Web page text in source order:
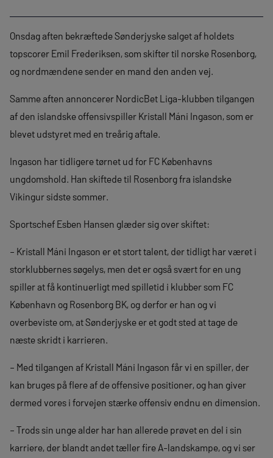
Onsdag aften bekræftede Sønderjyske salget af holdets
topscorer Emil Frederiksen, som skifter til norske Rosenborg,
og nordmændene sender en mand den anden vej.
Samme aften annoncerer NordicBet Liga-klubben tilgangen
af den islandske offensivspiller Kristall Máni Ingason, som er
blevet udstyret med en treårig aftale.
Ingason har tidligere tørnet ud for FC Københavns
ungdomshold. Han skiftede til Rosenborg fra islandske
Vikingur sidste sommer.
Sportschef Esben Hansen glæder sig over skiftet:
– Kristall Máni Ingason er et stort talent, der tidligt har været i
storklubbernes søgelys, men det er også svært for en ung
spiller at få kontinuerligt med spilletid i klubber som FC
København og Rosenborg BK, og derfor er han og vi
overbeviste om, at Sønderjyske er et godt sted at tage de
næste skridt i karrieren.
– Med tilgangen af Kristall Máni Ingason får vi en spiller, der
kan bruges på flere af de offensive positioner, og han giver
dermed vores i forvejen stærke offensiv endnu en dimension.
– Trods sin unge alder har han allerede prøvet en del i sin
karriere, der blandt andet tæller fire A-landskampe, og vi ser